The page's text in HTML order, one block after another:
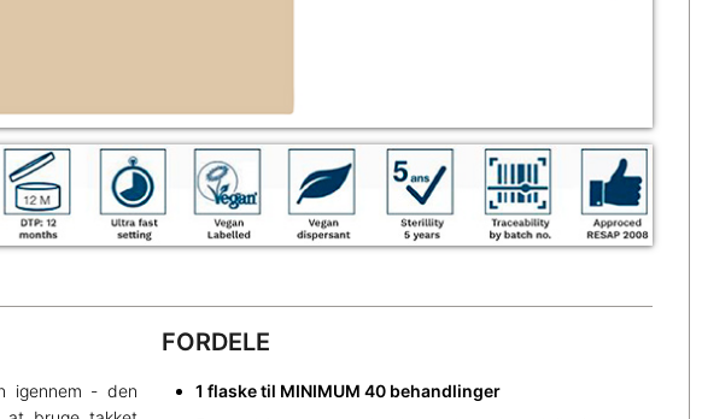
igennem - den
FORDELE
1 flaske til MINIMUM 40 behandlinger